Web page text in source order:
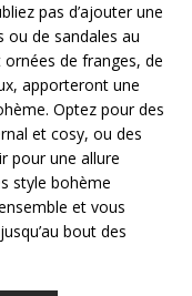
pas d’ajouter une
ou de sandales au
de franges, de
apporteront une
Optez pour des
et cosy, ou des
pour une allure
style bohème
et vous
bout des